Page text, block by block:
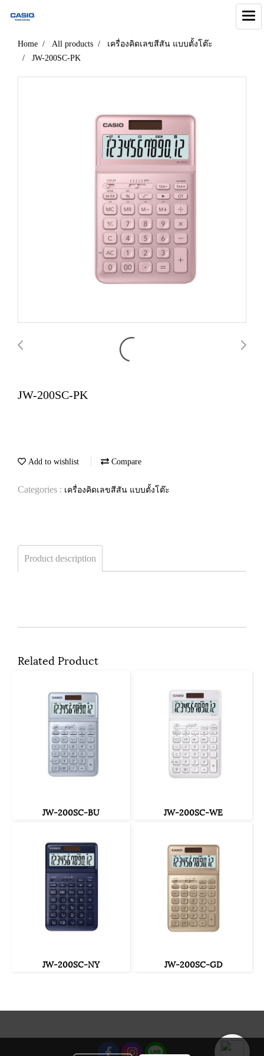
Home All products
เครื่องคิดเลขสีสัน แบบตั้งโต๊ะ
JW-200SC-PK
JW-200SC-PK
Add to wishlist Compare
Categories : เครื่องคิดเลขสีสัน แบบตั้งโต๊ะ
Product description
Related Product
JW-200SC-BU JW-200SC-WE
JW-200SC-NY JW-200SC-GD